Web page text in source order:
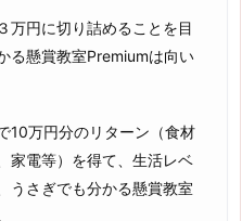
万円に切り詰めることを目
る懸賞教室Premiumは向い
10万円分のリターン（食材
家電等）を得て、生活レベ
うさぎでも分かる懸賞教室